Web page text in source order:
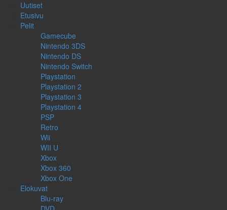
Uutiset
Etusivu
Pelit
Gamecube
Nintendo 3DS
Nintendo DS
Nintendo Switch
Playstation
Playstation 2
Playstation 3
Playstation 4
PSP
Retro
Wii
WII U
Xbox
Xbox 360
Xbox One
Elokuvat
Blu-ray